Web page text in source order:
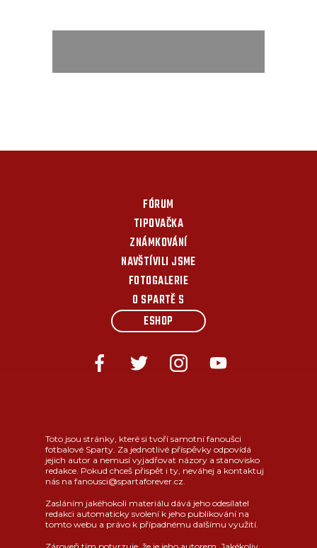
FÓRUM
TIPOVAČKA
ZNÁMKOVÁNÍ
NAVŠTÍVILI JSME
FOTOGALERIE
O SPARTĚ S
ESHOP
Toto jsou stránky, které si tvoří samotní fanoušci
fotbalové Sparty. Za jednotlivé příspěvky odpovídá
jejich autor a nemusí vyjadřovat názory a stanovisko
redakce. Pokud chceš přispět i ty, neváhej a kontaktuj
nás na fanousci@spartaforever.cz.
Zasláním jakéhokoli materiálu dává jeho odesílatel
redakci automaticky svolení k jeho publikování na
tomto webu a právo k případnému dalšímu využití.